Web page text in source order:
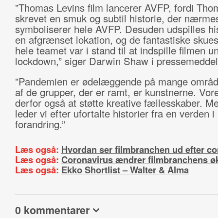
”Thomas Levins film lancerer AVFP, fordi
skrevet en smuk og subtil historie, der
symboliserer hele AVFP. Desuden udspilles
en afgrænset lokation, og de fantastiske
hele teamet var i stand til at indspille filmen
lockdown,” siger Darwin Shaw i
”Pandemien er ødelæggende på mange
af de grupper, der er ramt, er kunstnerne.
derfor også at støtte kreative fællesskaber.
leder vi efter ufortalte historier fra en verden i
forandring.”
Læs også: Hvordan ser filmbranchen ud efter
Læs også: Coronavirus ændrer filmbranchens
Læs også: Ekko Shortlist – Walter & Alma
0 kommentarer